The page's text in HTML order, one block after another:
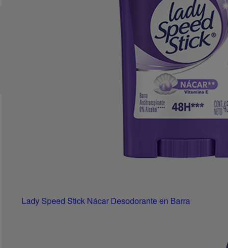
Lady Speed Stick Nácar Desodorante en Barra